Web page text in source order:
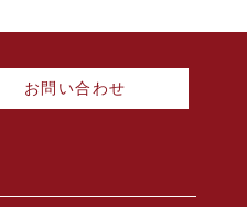
お問い合わせ